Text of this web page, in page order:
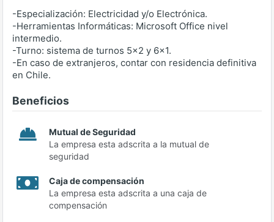
-Especialización: Electricidad y/o Electrónica.
-Herramientas Informáticas: Microsoft Office nivel
intermedio.
-Turno: sistema de turnos 5x2 y 6x1.
-En caso de extranjeros, contar con residencia definitiva
en Chile.
Beneficios
Mutual de Seguridad
La empresa esta adscrita a la mutual de
seguridad
Caja de compensación
La empresa esta adscrita a una caja de
compensación